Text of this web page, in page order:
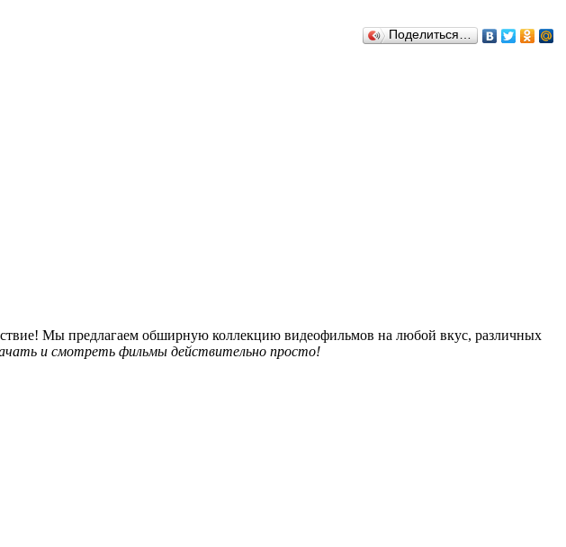
Поделиться…
Мы предлагаем обширную коллекцию видеофильмов на любой вкус, различных
и смотреть фильмы действительно просто!